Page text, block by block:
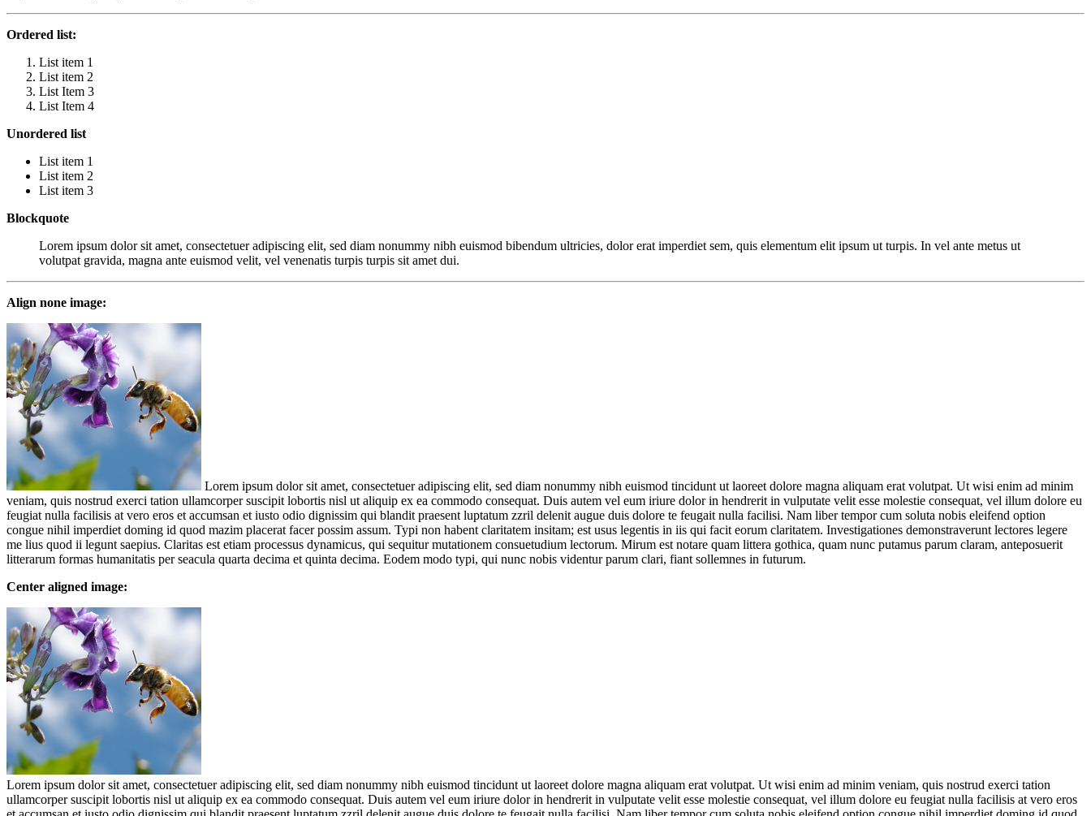
Ordered list:
List item 1
List item 2
List Item 3
List Item 4
Unordered list
List item 1
List item 2
List item 3
Blockquote
Lorem ipsum dolor sit amet, consectetuer adipiscing elit, sed diam nonummy nibh euismod bibendum ultricies, dolor erat imperdiet sem, quis elementum elit ipsum ut turpis. In vel ante metus ut
volutpat gravida, magna ante euismod velit, vel venenatis turpis turpis sit amet dui.
Align none image:
Lorem ipsum dolor sit amet, consectetuer adipiscing elit, sed diam nonummy nibh euismod tincidunt ut laoreet dolore magna aliquam erat volutpat. Ut wisi enim ad minim
veniam, quis nostrud exerci tation ullamcorper suscipit lobortis nisl ut aliquip ex ea commodo consequat. Duis autem vel eum iriure dolor in hendrerit in vulputate velit esse molestie consequat, vel illum dolore eu
feugiat nulla facilisis at vero eros et accumsan et iusto odio dignissim qui blandit praesent luptatum zzril delenit augue duis dolore te feugait nulla facilisi. Nam liber tempor cum soluta nobis eleifend option
congue nihil imperdiet doming id quod mazim placerat facer possim assum. Typi non habent claritatem insitam; est usus legentis in iis qui facit eorum claritatem. Investigationes demonstraverunt lectores legere
me lius quod ii legunt saepius. Claritas est etiam processus dynamicus, qui sequitur mutationem consuetudium lectorum. Mirum est notare quam littera gothica, quam nunc putamus parum claram, anteposuerit
litterarum formas humanitatis per seacula quarta decima et quinta decima. Eodem modo typi, qui nunc nobis videntur parum clari, fiant sollemnes in futurum.
Center aligned image:
Lorem ipsum dolor sit amet, consectetuer adipiscing elit, sed diam nonummy nibh euismod tincidunt ut laoreet dolore magna aliquam erat volutpat. Ut wisi enim ad minim veniam, quis nostrud exerci tation
ullamcorper suscipit lobortis nisl ut aliquip ex ea commodo consequat. Duis autem vel eum iriure dolor in hendrerit in vulputate velit esse molestie consequat, vel illum dolore eu feugiat nulla facilisis at vero eros